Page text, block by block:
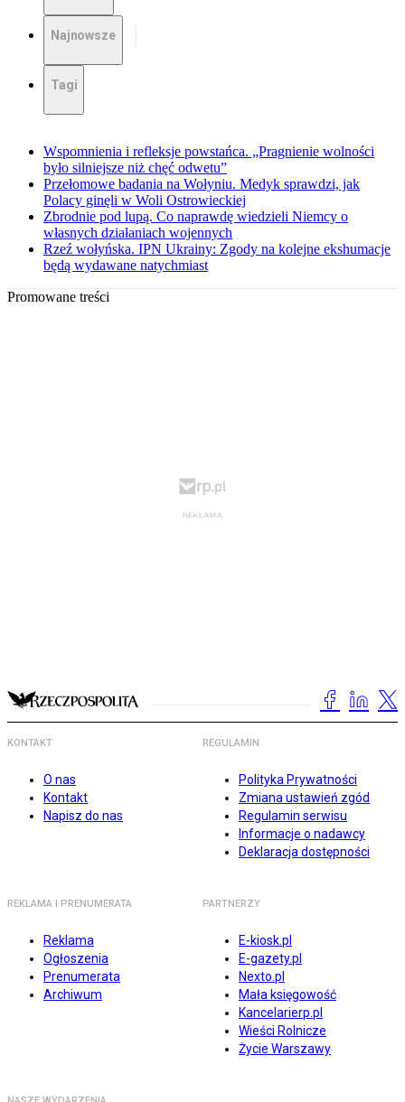
Najnowsze
Tagi
Wspomnienia i refleksje powstańca. „Pragnienie wolności
było silniejsze niż chęć odwetu”
Przełomowe badania na Wołyniu. Medyk sprawdzi, jak
Polacy ginęli w Woli Ostrowieckiej
Zbrodnie pod lupą. Co naprawdę wiedzieli Niemcy o
własnych działaniach wojennych
Rzeź wołyńska. IPN Ukrainy: Zgody na kolejne ekshumacje
będą wydawane natychmiast
Promowane treści
KONTAKT
O nas
Kontakt
Napisz do nas
REGULAMIN
Polityka Prywatności
Zmiana ustawień zgód
Regulamin serwisu
Informacje o nadawcy
Deklaracja dostępności
REKLAMA I PRENUMERATA
Reklama
Ogłoszenia
Prenumerata
Archiwum
PARTNERZY
E-kiosk.pl
E-gazety.pl
Nexto.pl
Mała księgowość
Kancelarierp.pl
Wieści Rolnicze
Życie Warszawy